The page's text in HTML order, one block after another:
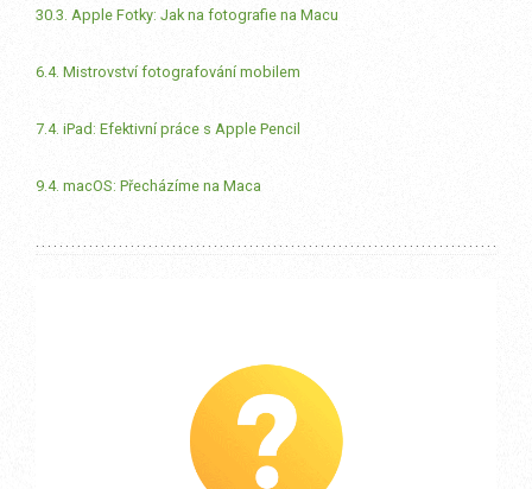
30.3. Apple Fotky: Jak na fotografie na Macu
6.4. Mistrovství fotografování mobilem
7.4. iPad: Efektivní práce s Apple Pencil
9.4. macOS: Přecházíme na Maca